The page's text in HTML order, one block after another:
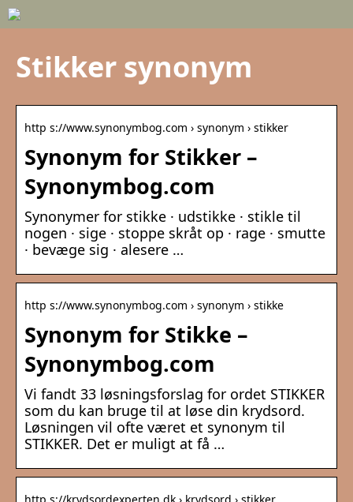
Stikker synonym
http s://www.synonymbog.com › synonym › stikker
Synonym for Stikker –
Synonymbog.com
Synonymer for stikke · udstikke · stikle til
nogen · sige · stoppe skråt op · rage · smutte
· bevæge sig · alesere …
http s://www.synonymbog.com › synonym › stikke
Synonym for Stikke –
Synonymbog.com
Vi fandt 33 løsningsforslag for ordet STIKKER
som du kan bruge til at løse din krydsord.
Løsningen vil ofte været et synonym til
STIKKER. Det er muligt at få …